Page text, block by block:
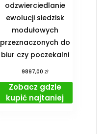
odzwierciedlanie
ewolucji siedzisk
modułowych
przeznaczonych do
biur czy poczekalni
9897,00 zł
Zobacz gdzie
kupić najtaniej